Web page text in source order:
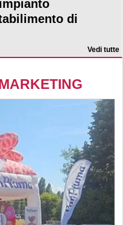
di
Vedi tutte